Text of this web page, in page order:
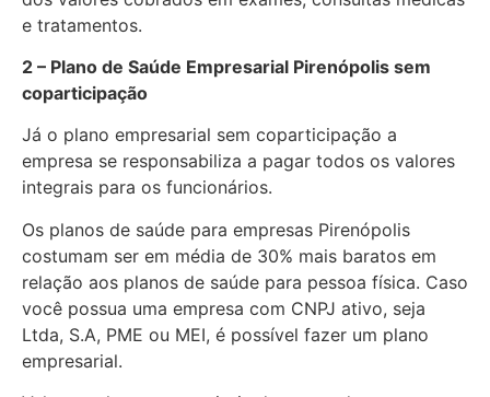
e tratamentos.
2 – Plano de Saúde Empresarial Pirenópolis sem
coparticipação
Já o plano empresarial sem coparticipação a
empresa se responsabiliza a pagar todos os valores
integrais para os funcionários.
Os planos de saúde para empresas Pirenópolis
costumam ser em média de 30% mais baratos em
relação aos planos de saúde para pessoa física. Caso
você possua uma empresa com CNPJ ativo, seja
Ltda, S.A, PME ou MEI, é possível fazer um plano
empresarial.